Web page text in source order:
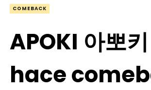
COMEBACK
APOKI 아뽀키
hace